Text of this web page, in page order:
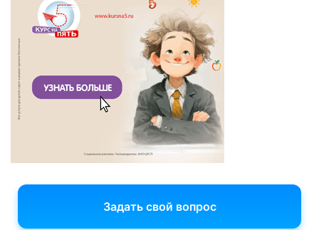
Задать свой вопрос